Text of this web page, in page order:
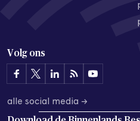
Volg ons
alle social media →